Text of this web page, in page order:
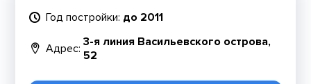
Год постройки: до 2011
Адрес: 3-я линия Васильевского острова,
52